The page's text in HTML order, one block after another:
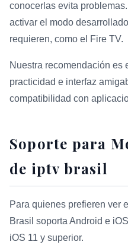
conocerlas evita
activar el modo
requieren, como el Fire TV.
Nuestra recomendación es
practicidad e interfaz
compatibilidad con
Soporte para
de iptv brasil
Para quienes prefieren ver
Brasil soporta Android e
iOS 11 y superior.